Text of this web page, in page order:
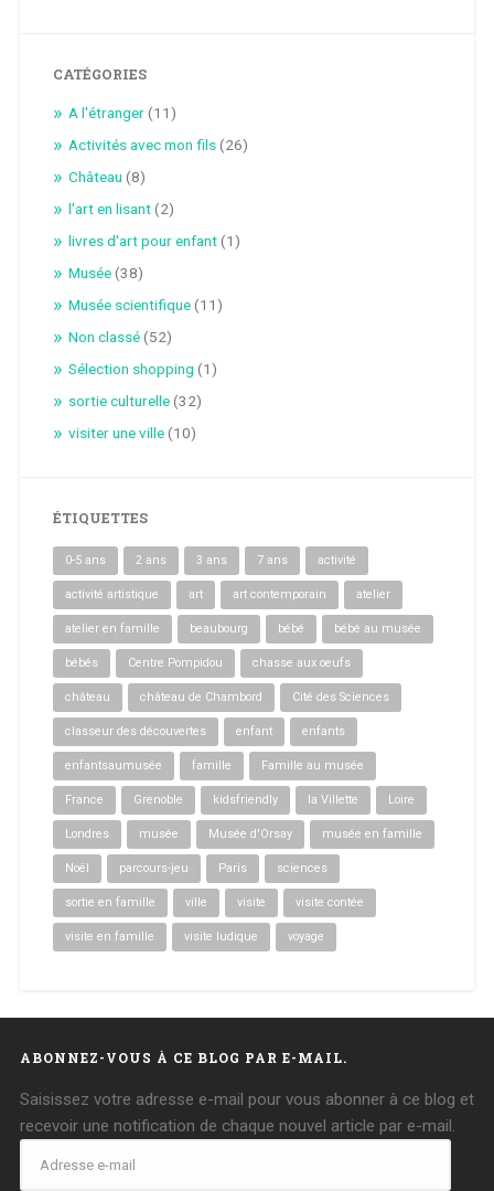
CATÉGORIES
A l'étranger(11)
Activités avec mon fils(26)
Château (8)
l'art en lisant(2)
livres d'art pour enfant(1)
Musée(38)
Musée scientifique(11)
Non classé(52)
Sélection shopping (1)
sortie culturelle(32)
visiter une ville(10)
ÉTIQUETTES
0-5 ans 2 ans 3 ans 7 ans activité
activité artistique art art contemporain atelier
atelier en famille beaubourg bébé bébé au musée
bébés Centre Pompidou chasse aux oeufs
château château de Chambord Cité des Sciences
classeur des découvertes enfant enfants
enfantsaumusée famille Famille au musée
France Grenoble kidsfriendly la Villette Loire
Londres musée Musée d'Orsay musée en famille
Noël parcours-jeu Paris sciences
sortie en famille ville visite visite contée
visite en famille visite ludique voyage
ABONNEZ-VOUS À CE BLOG PAR E-MAIL.
Saisissez votre adresse e-mail pour vous abonner à ce blog et
recevoir une notification de chaque nouvel article par e-mail.
Adresse